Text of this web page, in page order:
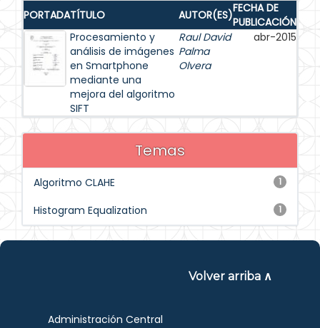
PORTADATÍTULO AUTOR(ES)FECHA DE
PUBLICACIÓN
Procesamiento y
análisis de imágenes
en Smartphone
mediante una
mejora del algoritmo
SIFT
Raul David
Palma
Olvera
abr-2015
Temas
1
Algoritmo CLAHE
1
Histogram Equalization
Volver arriba ∧
Administración Central